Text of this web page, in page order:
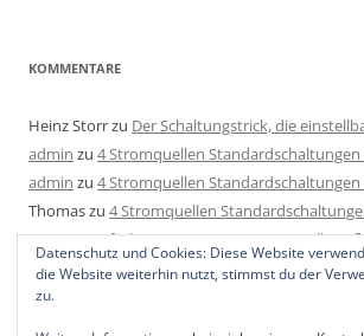
KOMMENTARE
Heinz Storrzu Der Schaltungstrick, die
admin zu 4 Stromquellen Standardschaltungen
admin zu 4 Stromquellen Standardschaltungen
Thomaszu 4 Stromquellen
MatszuEinfache LED Konstantstromquelle
2 Bauteilen, 1 Regler und 1 Widerstand.
Datenschutz und Cookies: Diese Website
die Website weiterhin nutzt, stimmst du der
zu.